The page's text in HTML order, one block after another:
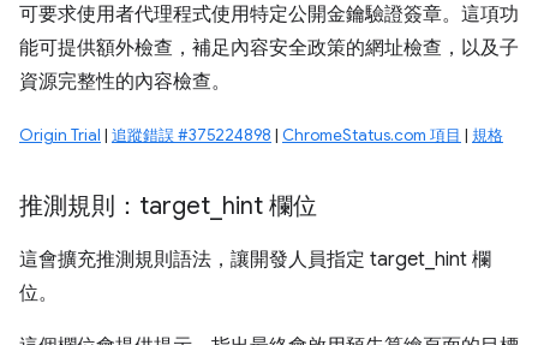
可要求使用者代理程式使用特定公開金鑰驗證簽章。這項功
能可提供額外檢查，補足內容安全政策的網址檢查，以及子
資源完整性的內容檢查。
Origin Trial | 追蹤錯誤 #375224898 | ChromeStatus.com 項目 | 規格
推測規則：target hint 欄位
這會擴充推測規則語法，讓開發人員指定 target_hint 欄
位。